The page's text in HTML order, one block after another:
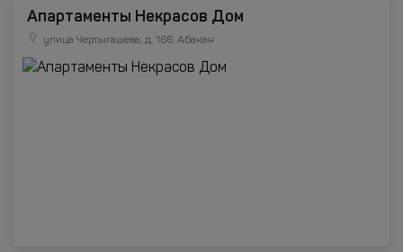
Апартаменты Некрасов Дом
улица Чертыгашева, д. 166, Абакан